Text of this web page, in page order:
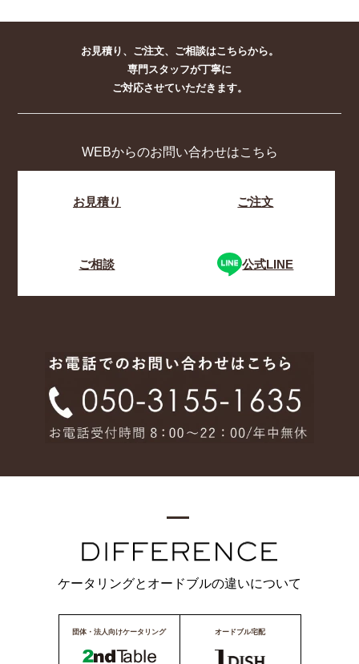
お見積り、ご注文、ご相談はこちらから。
専門スタッフが丁寧に
ご対応させていただきます。
WEBからのお問い合わせはこちら
お見積り ご注文
ご相談 公式LINE
ケータリングとオードブルの違いについて
団体・法人向けケータリング オードブル宅配